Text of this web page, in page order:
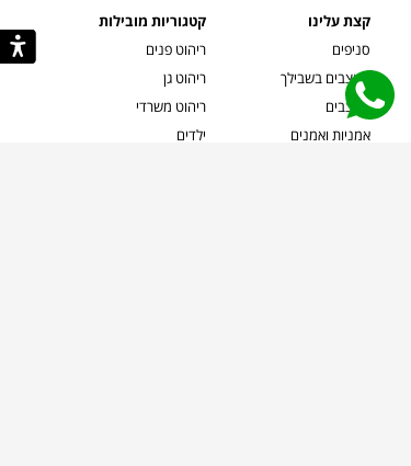
קצת עלינו
סניפים
מעצבים בשבילך
מעצבים
אמניות ואמנים
קטגוריות מובילות
ריהוט פנים
ריהוט גן
ריהוט משרדי
ילדים